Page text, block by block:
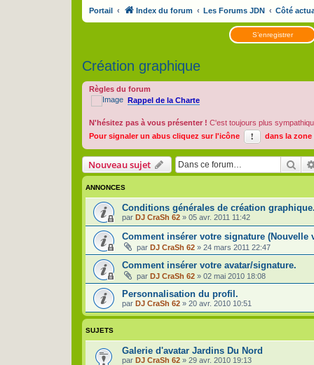
Portail Index du forum Les Forums JDN Côté
S’enregistrer
Création graphique
Règles du forum
Rappel de la Charte
N'hésitez pas à vous présenter ! C'est toujours plus
Pour signaler un abus cliquez sur l'icône
dans la zone
Nouveau sujet
ANNONCES
Conditions générales de création graphique.
par DJ CraSh 62 » 05 avr. 2011 11:42
Comment insérer votre signature (Nouvelle
par DJ CraSh 62 » 24 mars 2011 22:47
Comment insérer votre avatar/signature.
par DJ CraSh 62 » 02 mai 2010 18:08
Personnalisation du profil.
par DJ CraSh 62 » 20 avr. 2010 10:51
SUJETS
Galerie d'avatar Jardins Du Nord
par DJ CraSh 62 » 29 avr. 2010 19:13